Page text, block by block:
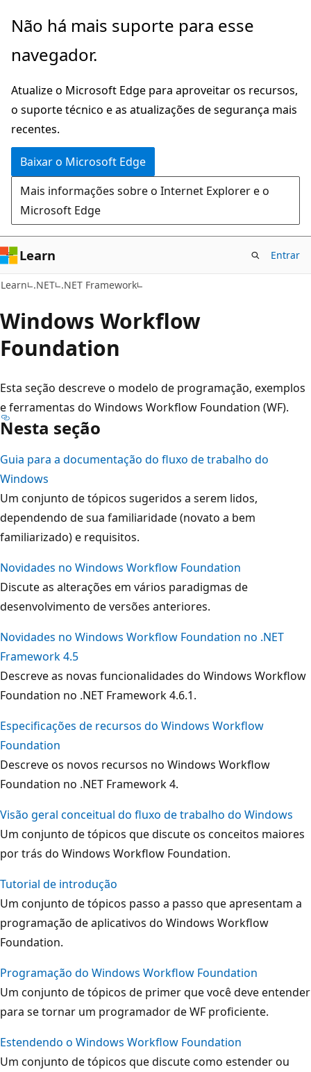
Pular
o
principal
Não há mais suporte para esse
navegador.
Atualize o Microsoft Edge para aproveitar os recursos,
o suporte técnico e as atualizações de segurança mais
recentes.
Baixar o Microsoft Edge
Mais informações sobre o Internet Explorer e o
Microsoft Edge
Learn Entrar
Learn .NET .NET Framework
Windows Workflow
Foundation
Esta seção descreve o modelo de programação, exemplos
e ferramentas do Windows Workflow Foundation (WF).
Nesta seção
Guia para a documentação do fluxo de trabalho do
Windows
Um conjunto de tópicos sugeridos a serem lidos,
dependendo de sua familiaridade (novato a bem
familiarizado) e requisitos.
Novidades no Windows Workflow Foundation
Discute as alterações em vários paradigmas de
desenvolvimento de versões anteriores.
Novidades no Windows Workflow Foundation no .NET
Framework 4.5
Descreve as novas funcionalidades do Windows Workflow
Foundation no .NET Framework 4.6.1.
Especificações de recursos do Windows Workflow
Foundation
Descreve os novos recursos no Windows Workflow
Foundation no .NET Framework 4.
Visão geral conceitual do fluxo de trabalho do Windows
Um conjunto de tópicos que discute os conceitos maiores
por trás do Windows Workflow Foundation.
Tutorial de introdução
Um conjunto de tópicos passo a passo que apresentam a
programação de aplicativos do Windows Workflow
Foundation.
Programação do Windows Workflow Foundation
Um conjunto de tópicos de primer que você deve entender
para se tornar um programador de WF proficiente.
Estendendo o Windows Workflow Foundation
Um conjunto de tópicos que discute como estender ou